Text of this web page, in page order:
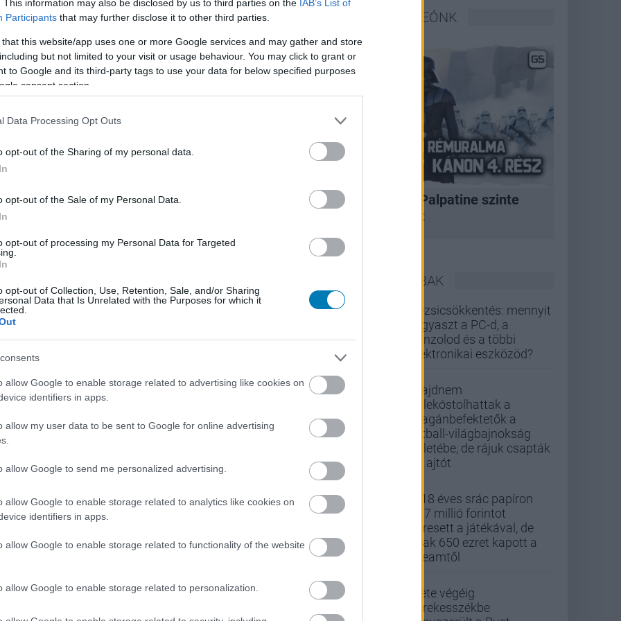
This information may also be disclosed by us to third parties on the IAB’s List of
Participants that may further disclose it to other third parties.
that this website/app uses one or more Google services and may gather and store
but not limited to your visit or usage behaviour. You may click to grant or
to Google and its third-party tags to use your data for below specified purposes
consent section.
Data Processing Opt Outs
opt-out of the Sharing of my personal data.
opt-out of the Sale of my Personal Data.
opt-out of processing my Personal Data for Targeted
opt-out of Collection, Use, Retention, Sale, and/or Sharing
Data that Is Unrelated with the Purposes for which it
allow Google to enable storage related to advertising like cookies on
identifiers in apps.
allow my user data to be sent to Google for online advertising
allow Google to send me personalized advertising.
allow Google to enable storage related to analytics like cookies on
identifiers in apps.
allow Google to enable storage related to functionality of the website
allow Google to enable storage related to personalization.
Witcher 3 gépigénye, és ennek
RED.
A CD Projekt RED bejelentette a The
kiegészítőjét
Geraltra a The Witcher 3: Songs of the Pastban.
hogy még idén megjelenik a The
Hunt új kiegészítője
kiegészítőt kaphat a The Witcher
ezzel vezetheti fel a fejlesztés alatt álló The
10. évfordulóst kiadást kap a The
Hunt, minden idők egyik legjobb
tizedik évfordulóját.
LEGFRISSEBB VIDEÓNK
A korszak, amikor Palpatine szinte
bármit megtehetett
LEGOLVASOTTABBAK
Rezsicsökkentés: mennyit
fogyaszt a PC-d, a
konzolod és a többi
elektronikai eszközöd?
Majdnem
belekóstolhattak a
magánbefektetők a
futball-világbajnokság
üzletébe, de rájuk csapták
az ajtót
A 18 éves srác papíron
437 millió forintot
keresett a játékával, de
csak 650 ezret kapott a
Steamtől
Élete végéig
kerekesszékbe